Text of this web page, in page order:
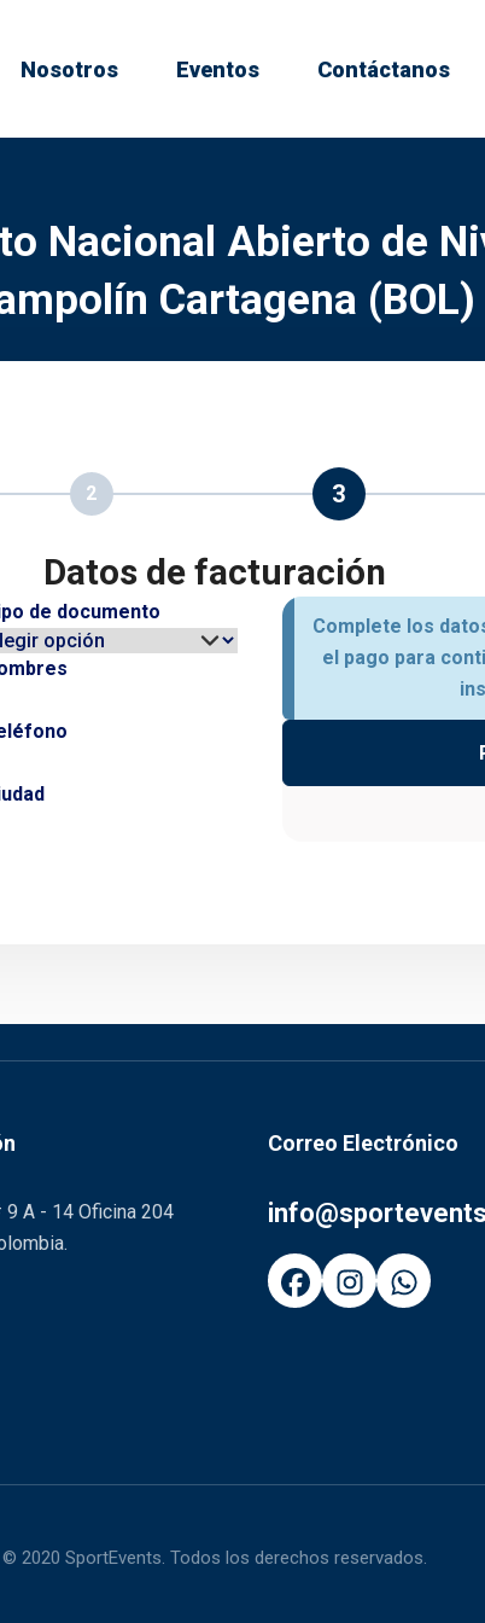
Nosotros Eventos Contáctanos
Nacional Abierto de
Cartagena (BOL)
2 3
Datos de facturación
de documento
Complete los
el pago para
9 A - 14 Oficina 204
Correo Electrónico
© 2020 SportEvents. Todos los derechos reservados.